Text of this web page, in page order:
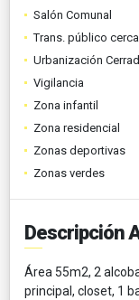
Salón Comunal
Trans. público
Urbanización
Vigilancia
Zona infantil
Zona residencial
Zonas deportivas
Zonas verdes
Descripción
Área 55m2, 2
principal, closet, 1